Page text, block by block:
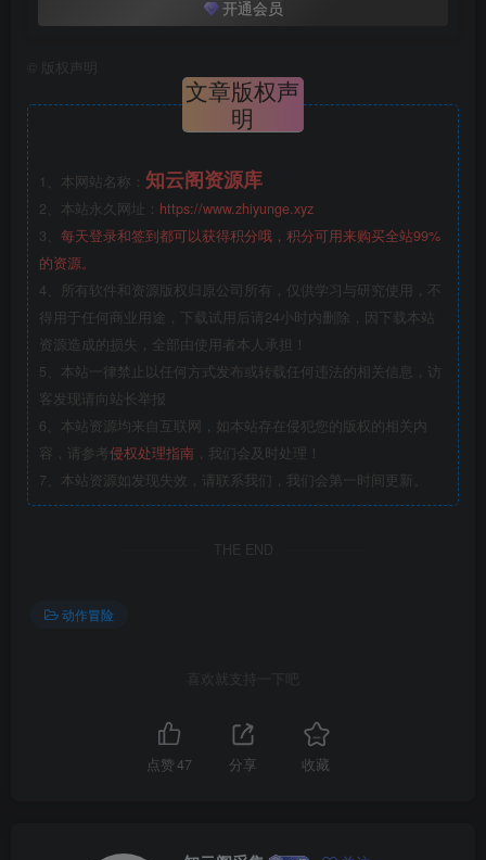
开通会员
版权声明
文章版权声
明
1、本网站名称： 知云阁资源库
2、本站永久网址： https://www.zhiyunge.xyz
3、 每天登录和签到都可以获得积分哦，积分可用来购买全站99%
的资源。
4、所有软件和资源版权归原公司所有，仅供学习与研究使用，不
得用于任何商业用途，下载试用后请24小时内删除，因下载本站
资源造成的损失，全部由使用者本人承担！
5、本站一律禁止以任何方式发布或转载任何违法的相关信息，访
客发现请向站长举报
6、本站资源均来自互联网，如本站存在侵犯您的版权的相关内
容，请参考侵权处理指南 ，我们会及时处理！
7、本站资源如发现失效，请联系我们，我们会第一时间更新。
THE END
动作冒险
喜欢就支持一下吧
点赞47 分享 收藏